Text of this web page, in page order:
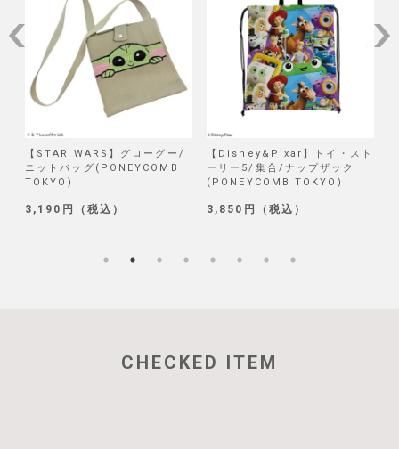
【STAR WARS】グローグー/
ニットバッグ(PONEYCOMB
TOKYO)
3,190円（税込）
【Disney&Pixar】トイ・スト
ーリー5/集合/ナップザック
(PONEYCOMB TOKYO)
3,850円（税込）
CHECKED ITEM